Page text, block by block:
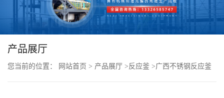
首
页
公
产品展厅
您当前的位置： 网站首页 > 产品展厅 >反应釜 >广西不锈钢反应釜